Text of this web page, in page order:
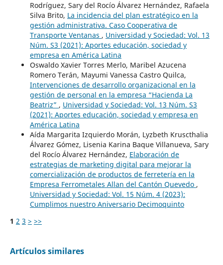
Rodríguez, Sary del Rocío Álvarez Hernández, Rafaela
Silva Brito, La incidencia del plan estratégico en la
gestión administrativa. Caso Cooperativa de
Transporte Ventanas , Universidad y Sociedad: Vol. 13
Núm. S3 (2021): Aportes educación, sociedad y
empresa en América Latina
Oswaldo Xavier Torres Merlo, Maribel Azucena
Romero Terán, Mayumi Vanessa Castro Quilca,
Intervenciones de desarrollo organizacional en la
gestión de personal en la empresa “Hacienda La
Beatriz” , Universidad y Sociedad: Vol. 13 Núm. S3
(2021): Aportes educación, sociedad y empresa en
América Latina
Aída Margarita Izquierdo Morán, Lyzbeth Kruscthalia
Álvarez Gómez, Lisenia Karina Baque Villanueva, Sary
del Rocío Álvarez Hernández, Elaboración de
estrategias de marketing digital para mejorar la
comercialización de productos de ferretería en la
Empresa Ferrometales Allan del Cantón Quevedo ,
Universidad y Sociedad: Vol. 15 Núm. 4 (2023):
Cumplimos nuestro Aniversario Decimoquinto
1 2 3 > >>
Artículos similares